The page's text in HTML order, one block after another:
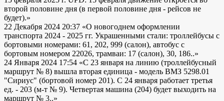
второй половине дня (в первой половине дня - рейсов не
будет).»
22 Декабря 2024 20:37 «О новогоднем оформлении
транспорта 2024 - 2025 гг. Украшенными стали: троллейбусы с
бортовыми номерами: 61, 202, 999 (салон), автобус с
бортовым номером 22026, трамваи: 17 (салон), 30, 186..»
24 Января 2024 17:54 «С 23 января на линию (троллейбусный
маршрут № 8) вышла вторая единица - модель ВМЗ 5298.01
"Сириус" (бортовой номер 201). С 24 января работает третья
ед. - 203 (м-т № 9). Четвертая машина (204) будет выходить на
маршрут № 3..»